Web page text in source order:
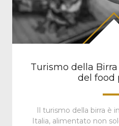
Turismo della
del food
Il turismo della birra è
Italia, alimentato non